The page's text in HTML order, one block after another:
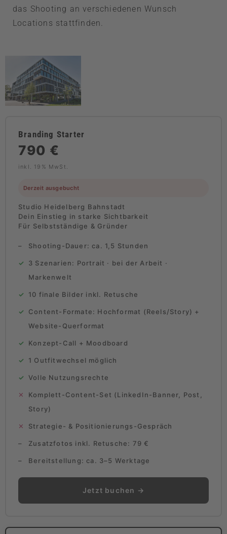
das Shooting an verschiedenen Wunsch
Locations stattfinden.
Branding Starter
790 €
inkl. 19% MwSt.
Derzeit ausgebucht
Studio Heidelberg Bahnstadt
Dein Einstieg in starke Sichtbarkeit
Für Selbstständige & Gründer
Shooting-Dauer: ca. 1,5 Stunden
3 Szenarien: Portrait · bei der Arbeit ·
Markenwelt
10 finale Bilder inkl. Retusche
Content-Formate: Hochformat (Reels/Story) +
Website-Querformat
Konzept-Call + Moodboard
1 Outfitwechsel möglich
Volle Nutzungsrechte
Komplett-Content-Set (LinkedIn-Banner, Post,
Story)
Strategie- & Positionierungs-Gespräch
Zusatzfotos inkl. Retusche: 79 €
Bereitstellung: ca. 3–5 Werktage
Jetzt buchen →